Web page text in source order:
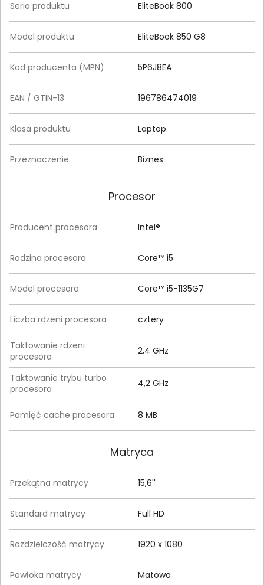
Seria produktu EliteBook 800
Model produktu EliteBook 850 G8
Kod producenta (MPN) 5P6J8EA
EAN / GTIN-13 196786474019
Klasa produktu Laptop
Przeznaczenie Biznes
Procesor
Producent procesora Intel®
Rodzina procesora Core™ i5
Model procesora Core™ i5-1135G7
Liczba rdzeni procesora cztery
Taktowanie rdzeni
procesora
2,4 GHz
Taktowanie trybu turbo
procesora
4,2 GHz
Pamięć cache procesora 8 MB
Matryca
Przekątna matrycy 15,6''
Standard matrycy Full HD
Rozdzielczość matrycy 1920 x 1080
Powłoka matrycy Matowa